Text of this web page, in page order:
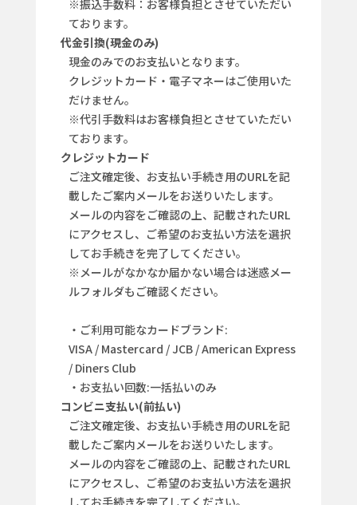
※振込手数料：お客様負担とさせていただい
ております。
代金引換(現金のみ)
現金のみでのお支払いとなります。
クレジットカード・電子マネーはご使用いた
だけません。
※代引手数料はお客様負担とさせていただい
ております。
クレジットカード
ご注文確定後、お支払い手続き用のURLを記
載したご案内メールをお送りいたします。
メールの内容をご確認の上、記載されたURL
にアクセスし、ご希望のお支払い方法を選択
してお手続きを完了してください。
※メールがなかなか届かない場合は迷惑メー
ルフォルダもご確認ください。
・ご利用可能なカードブランド:
VISA / Mastercard / JCB / American Express
/ Diners Club
・お支払い回数:一括払いのみ
コンビニ支払い(前払い)
ご注文確定後、お支払い手続き用のURLを記
載したご案内メールをお送りいたします。
メールの内容をご確認の上、記載されたURL
にアクセスし、ご希望のお支払い方法を選択